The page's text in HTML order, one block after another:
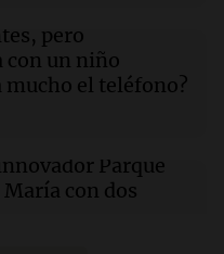
tras el trágico
que dejó 62 muertos
de aguacates
y consecuencias
pero
con un niño
mucho el teléfono?
Parque
con dos